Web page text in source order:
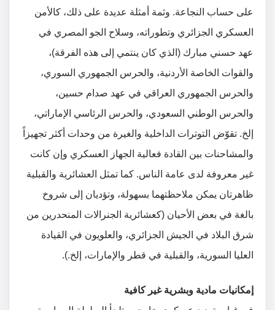
على حساب النجاعة. وثمة أمثلة عديدة على ذلك، كالأمن
العسكري الجزائري وتطوراته، وسلاح الجو المصري في
عهد حسني مبارك (الذي كان ينتمي إلى هذه الفرقة)،
والقوات الخاصة الأردنية، والحرس الجمهوري السوري،
والحرس الجمهوري العراقي في عهد صدام حسين،
والحرس الوطني السعودي، والحرس الرئاسي الإماراتي،
إلخ. تقوّض التوترات الداخلية والغيرة من وحدات أكثر تجهيزاً
والمشاحنات بين القادة فعالية الجهاز العسكري وإن كانت
غير معروفة لدى عامة الناس. كما تمثل العشائرية والقبلية
ظاهرتان يمكن ملاحظتهما بسهولة، وتؤديان إلى شروخ
بالغة في بعض الأحيان (كعشائرية الجنرالات المنحدرين من
شرق البلاد في الجيش الجزائري، والعلويون في القيادة
العليا السورية، والقبلية في قطر والإمارات، إلخ.).
إمكانيات مادية وبشرية غير كافية